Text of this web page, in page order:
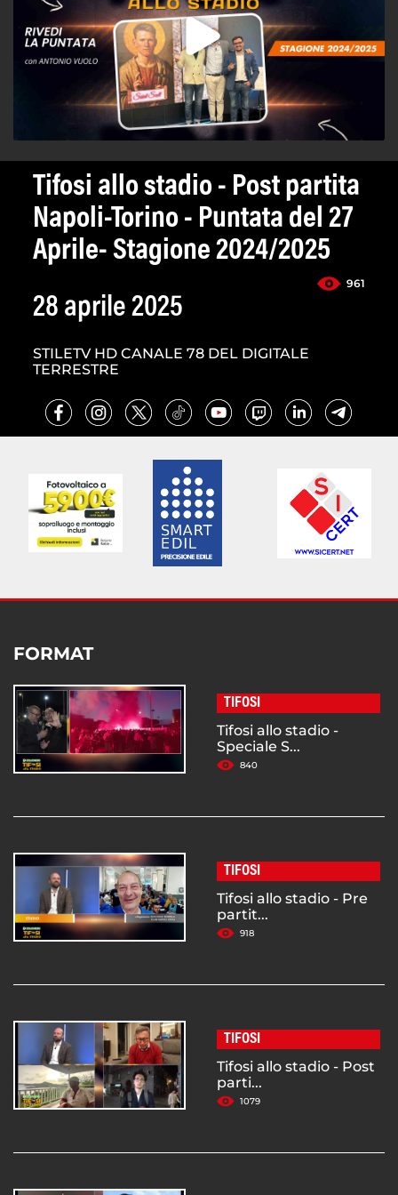
Tifosi allo stadio - Post partita
Napoli-Torino - Puntata del 27
Aprile- Stagione 2024/2025
961
28 aprile 2025
STILETV HD CANALE 78 DEL DIGITALE
TERRESTRE
FORMAT
TIFOSI
Tifosi allo stadio -
Speciale S...
840
TIFOSI
Tifosi allo stadio - Pre
partit...
918
TIFOSI
Tifosi allo stadio - Post
parti...
1079